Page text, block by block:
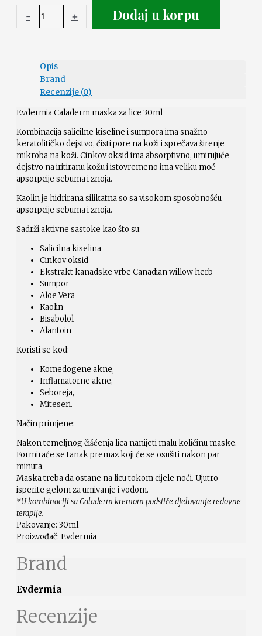
- + Dodaj u korpu
Opis
Brand
Recenzije (0)
Evdermia Caladerm maska za lice 30ml
Kombinacija salicilne kiseline i sumpora ima snažno
keratolitičko dejstvo, čisti pore na koži i sprečava širenje
mikroba na koži. Cinkov oksid ima absorptivno, umirujuće
dejstvo na iritiranu kožu i istovremeno ima veliku moć
apsorpcije sebuma i znoja.
Kaolin je hidrirana silikatna so sa visokom sposobnošću
apsorpcije sebuma i znoja.
Sadrži aktivne sastoke kao što su:
Salicilna kiselina
Cinkov oksid
Ekstrakt kanadske vrbe Canadian willow herb
Sumpor
Aloe Vera
Kaolin
Bisabolol
Alantoin
Koristi se kod:
Komedogene akne,
Inflamatorne akne,
Seboreja,
Miteseri.
Način primjene:
Nakon temeljnog čišćenja lica nanijeti malu količinu maske.
Formiraće se tanak premaz koji će se osušiti nakon par
minuta.
Maska treba da ostane na licu tokom cijele noći. Ujutro
isperite gelom za umivanje i vodom.
*U kombinaciji sa Caladerm kremom podstiče djelovanje redovne
terapije.
Pakovanje: 30ml
Proizvođač: Evdermia
Brand
Evdermia
Recenzije